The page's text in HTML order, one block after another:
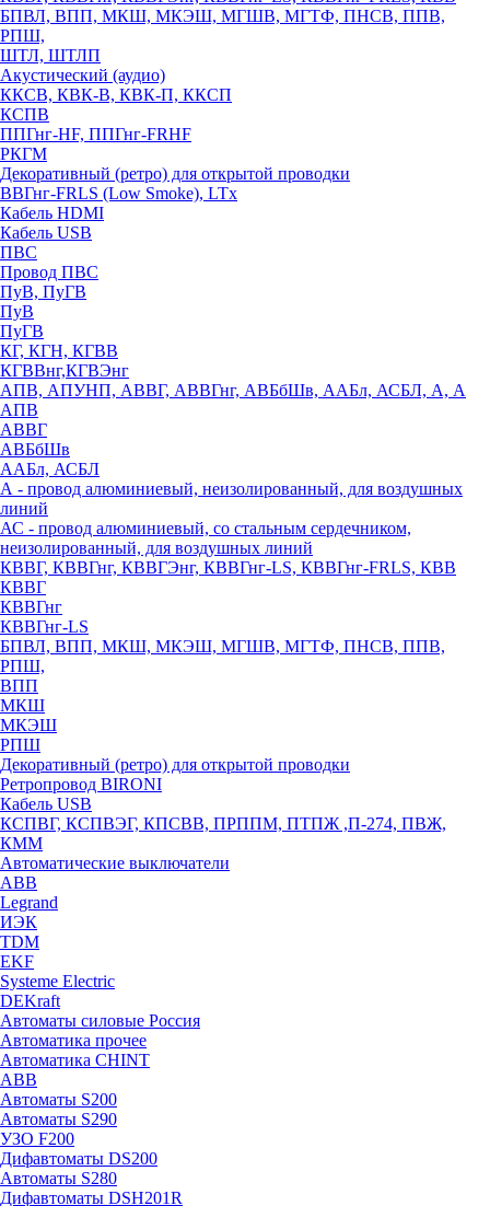
БПВЛ, ВПП, МКШ, МКЭШ, МГШВ, МГТФ, ПНСВ, ППВ,
РПШ,
ШТЛ, ШТЛП
Акустический (аудио)
ККСВ, КВК-В, КВК-П, ККСП
КСПВ
ППГнг-HF, ППГнг-FRHF
РКГМ
Декоративный (ретро) для открытой проводки
ВВГнг-FRLS (Low Smoke), LTx
Кабель HDMI
Кабель USB
ПВС
Провод ПВС
ПуВ, ПуГВ
ПуВ
ПуГВ
КГ, КГН, КГВВ
КГВВнг,КГВЭнг
АПВ, АПУНП, АВВГ, АВВГнг, АВБбШв, ААБл, АСБЛ, А, А
АПВ
АВВГ
АВБбШв
ААБл, АСБЛ
А - провод алюминиевый, неизолированный, для воздушных
линий
АС - провод алюминиевый, со стальным сердечником,
неизолированный, для воздушных линий
КВВГ, КВВГнг, КВВГЭнг, КВВГнг-LS, КВВГнг-FRLS, КВВ
КВВГ
КВВГнг
КВВГнг-LS
БПВЛ, ВПП, МКШ, МКЭШ, МГШВ, МГТФ, ПНСВ, ППВ,
РПШ,
ВПП
МКШ
МКЭШ
РПШ
Декоративный (ретро) для открытой проводки
Ретропровод BIRONI
Кабель USB
КСПВГ, КСПВЭГ, КПСВВ, ПРППМ, ПТПЖ ,П-274, ПВЖ,
КММ
Автоматические выключатели
ABB
Legrand
ИЭК
TDM
EKF
Systeme Electric
DEKraft
Автоматы силовые Россия
Автоматика прочее
Автоматика CHINT
ABB
Автоматы S200
Автоматы S290
УЗО F200
Дифавтоматы DS200
Автоматы S280
Дифавтоматы DSH201R